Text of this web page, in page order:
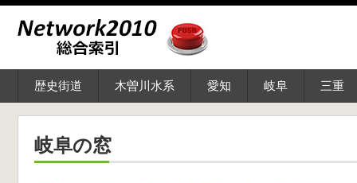
歴史街道 木曽川水系 愛知 岐阜 三重
岐阜の窓